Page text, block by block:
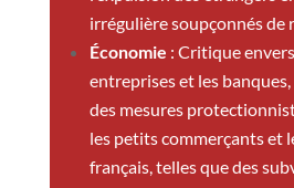
irrégulière soupçonnés de
Économie : Critique
entreprises et les
des mesures
les petits commerçants et
français, telles que des